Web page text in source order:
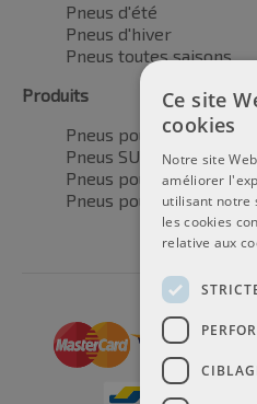
Pneus d'été
Pneus d'hiver
Pneus toutes saisons
Produits
Pneus pour voitures
Pneus SUV / 4x4
Pneus pour
Pneus pour motos
Ce site
cookies
Notre site
améliorer
utilisant notre
les cookies
relative aux